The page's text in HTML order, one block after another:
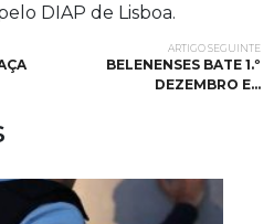
DIAP de Lisboa.
ARTIGO SEGUINTE
BELENENSES BATE 1.º
DEZEMBRO E…